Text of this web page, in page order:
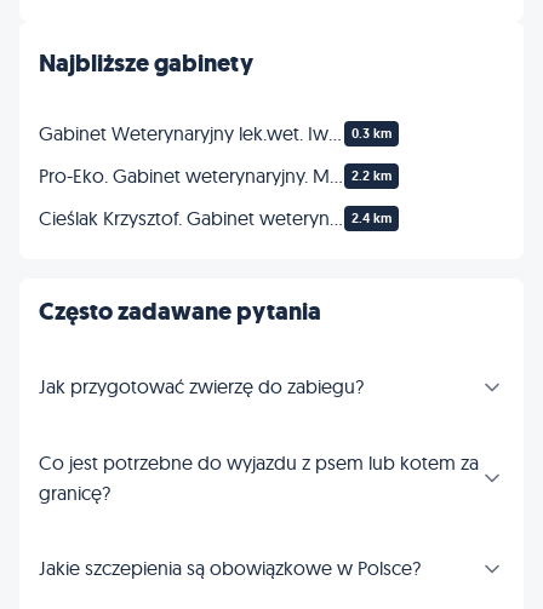
Najbliższe gabinety
0.3 km
2.2 km
2.4 km
Często zadawane pytania
Jak przygotować zwierzę do zabiegu?
Co jest potrzebne do wyjazdu z psem lub kotem za
granicę?
Jakie szczepienia są obowiązkowe w Polsce?